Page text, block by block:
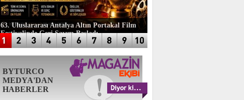
63. Uluslararası Antalya Altın Portakal Film
Festivalinde Geri Sayım Başladı
BYTURCO
MEDYA'DAN
HABERLER